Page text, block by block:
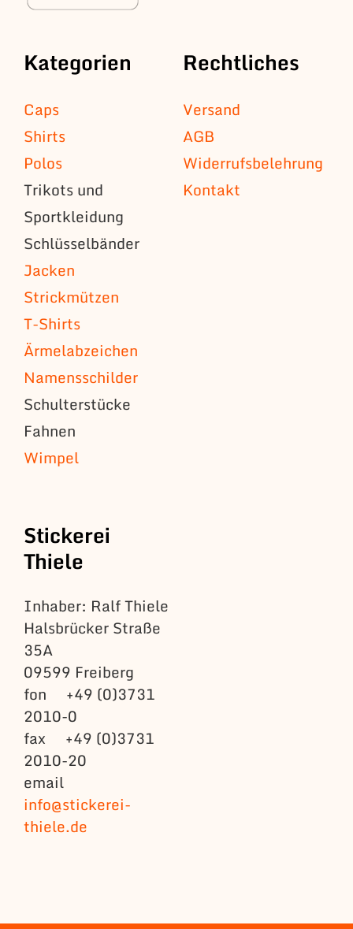
Kategorien
Caps
Shirts
Polos
Trikots und
Sportkleidung
Schlüsselbänder
Jacken
Strickmützen
T-Shirts
Ärmelabzeichen
Namensschilder
Schulterstücke
Fahnen
Wimpel
Rechtliches
Versand
AGB
Widerrufsbelehrung
Kontakt
Stickerei
Thiele
Inhaber: Ralf Thiele
Halsbrücker Straße
35A
09599 Freiberg
fon +49 (0)3731
2010-0
fax +49 (0)3731
2010-20
email
info@stickerei-
thiele.de